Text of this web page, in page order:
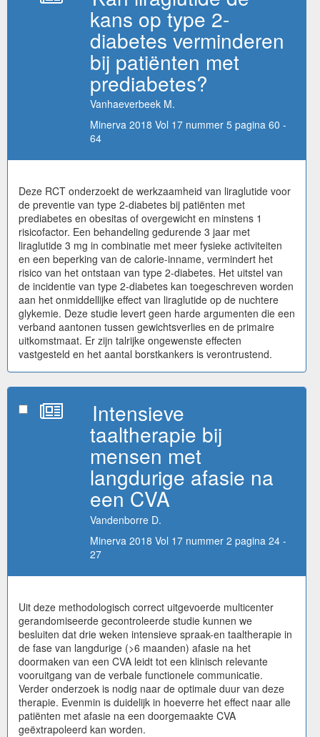
kans op type 2-
diabetes verminderen
bij patiënten met
prediabetes?
Vanhaeverbeek M.
Minerva 2018 Vol 17 nummer 5 pagina 60 -
64
Deze RCT onderzoekt de werkzaamheid van liraglutide voor
de preventie van type 2-diabetes bij patiënten met
prediabetes en obesitas of overgewicht en minstens 1
risicofactor. Een behandeling gedurende 3 jaar met
liraglutide 3 mg in combinatie met meer fysieke activiteiten
en een beperking van de calorie-inname, vermindert het
risico van het ontstaan van type 2-diabetes. Het uitstel van
de incidentie van type 2-diabetes kan toegeschreven worden
aan het onmiddellijke effect van liraglutide op de nuchtere
glykemie. Deze studie levert geen harde argumenten die een
verband aantonen tussen gewichtsverlies en de primaire
uitkomstmaat. Er zijn talrijke ongewenste effecten
vastgesteld en het aantal borstkankers is verontrustend.
Intensieve
taaltherapie bij
mensen met
langdurige afasie na
een CVA
Vandenborre D.
Minerva 2018 Vol 17 nummer 2 pagina 24 -
27
Uit deze methodologisch correct uitgevoerde multicenter
gerandomiseerde gecontroleerde studie kunnen we
besluiten dat drie weken intensieve spraak-en taaltherapie in
de fase van langdurige (>6 maanden) afasie na het
doormaken van een CVA leidt tot een klinisch relevante
vooruitgang van de verbale functionele communicatie.
Verder onderzoek is nodig naar de optimale duur van deze
therapie. Evenmin is duidelijk in hoeverre het effect naar alle
patiënten met afasie na een doorgemaakte CVA
geëxtrapoleerd kan worden.